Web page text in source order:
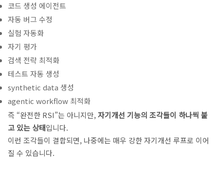
코드 생성 에이전트
자동 버그 수정
실험 자동화
자기 평가
검색 전략 최적화
테스트 자동 생성
synthetic data 생성
agentic workflow 최적화
즉 “완전한 RSI”는 아니지만,자기개선 기능의 조각들이 하나씩 붙
고 있는 상태입니다.
이런 조각들이 결합되면, 나중에는 매우 강한 자기개선 루프로 이어
질 수 있습니다.